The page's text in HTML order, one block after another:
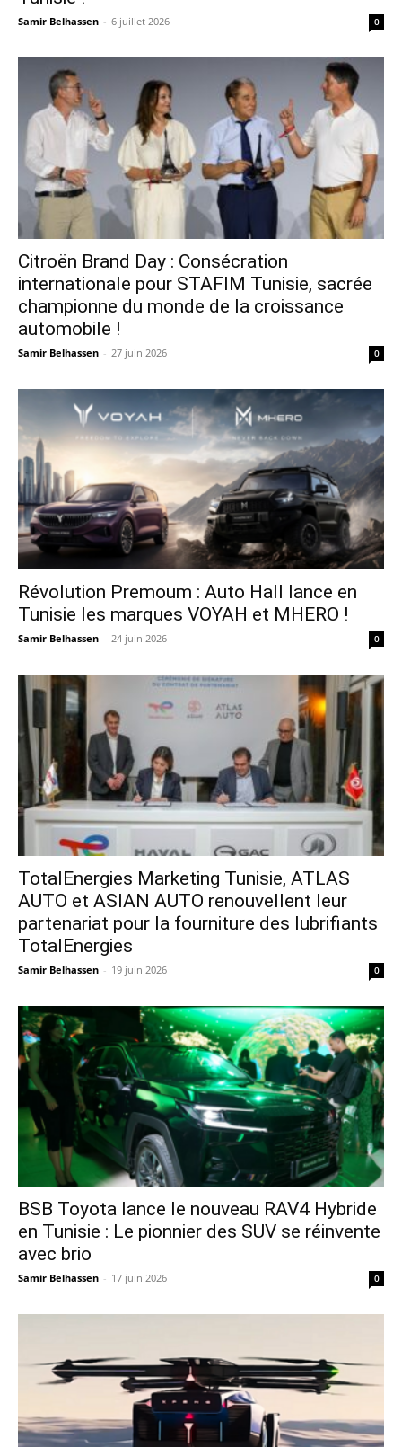
Samir Belhassen - 6 juillet 2026 0
Citroën Brand Day : Consécration
internationale pour STAFIM Tunisie, sacrée
championne du monde de la croissance
automobile !
Samir Belhassen - 27 juin 2026 0
Révolution Premoum : Auto Hall lance en
Tunisie les marques VOYAH et MHERO !
Samir Belhassen - 24 juin 2026 0
TotalEnergies Marketing Tunisie, ATLAS
AUTO et ASIAN AUTO renouvellent leur
partenariat pour la fourniture des lubrifiants
TotalEnergies
Samir Belhassen - 19 juin 2026 0
​BSB Toyota lance le nouveau RAV4 Hybride
en Tunisie : Le pionnier des SUV se réinvente
avec brio
Samir Belhassen - 17 juin 2026 0